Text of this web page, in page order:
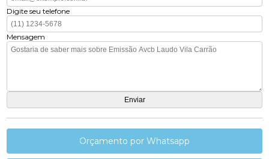
Digite seu telefone
Mensagem
Orçamento por Whatsapp